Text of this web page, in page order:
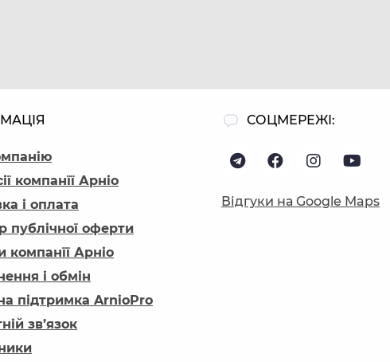
компанїї Арніо
і оплата
публічної оферти
компанїї Арніо
і обмін
підтримка ArnioPro
зв’язок
СОЦМЕРЕЖІ:
Відгуки на Google Maps